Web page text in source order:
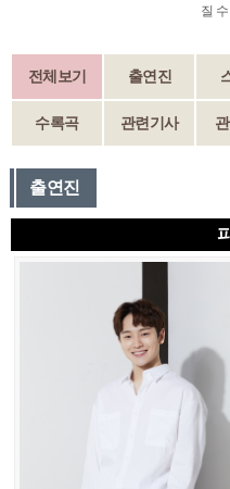
질
전체보기 출연진
수록곡 관련기사
출연진